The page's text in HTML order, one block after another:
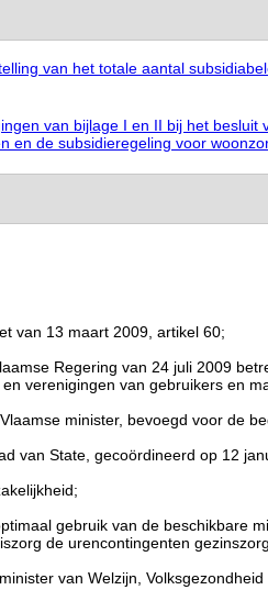
van het totale aantal
van bijlage I en II bij het
en de subsidieregeling voor
van 13 maart 2009, artikel 60;
Regering van 24 juli 2009
verenigingen van gebruikers en
minister, bevoegd voor de
van State, gecoördineerd op 12
gebruik van de beschikbare
de urencontingenten
van Welzijn,